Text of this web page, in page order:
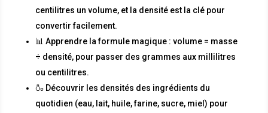
centilitres un volume, et la densité est la clé pour
convertir facilement.
📊 Apprendre la formule magique : volume = masse
÷ densité, pour passer des grammes aux millilitres
ou centilitres.
🍶 Découvrir les densités des ingrédients du
quotidien (eau, lait, huile, farine, sucre, miel) pour